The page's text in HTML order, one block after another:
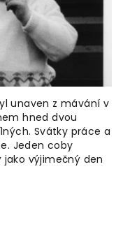
unaven z mávání v
hned dvou
Svátky práce a
Jeden coby
výjimečný den